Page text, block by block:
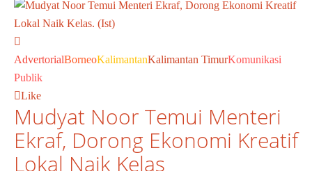
AdvertorialBorneoKalimantanKalimantan TimurKomunikasi
Publik
Like
Mudyat Noor Temui Menteri
Ekraf, Dorong Ekonomi Kreatif
Lokal Naik Kelas